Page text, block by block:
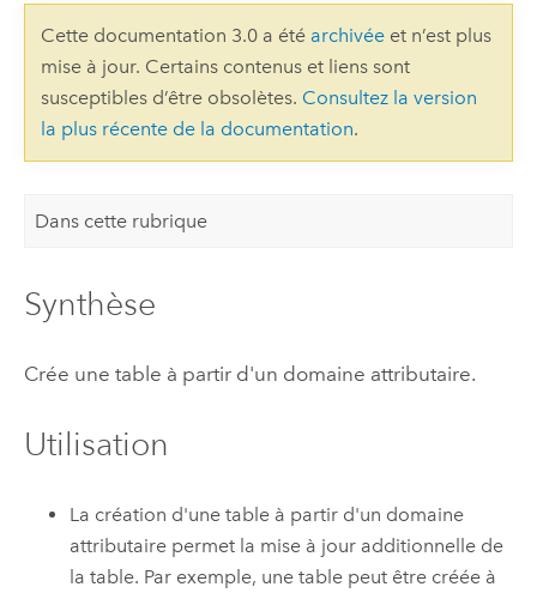
Cette documentation 3.0 a été archivéeet n’est plus
mise à jour. Certains contenus et liens sont
susceptibles d’être obsolètes. Consultez la version
la plus récente de la documentation.
Dans cette rubrique
Synthèse
Crée une table à partir d'un domaine attributaire.
Utilisation
La création d'une table à partir d'un domaine
attributaire permet la mise à jour additionnelle de
la table. Par exemple, une table peut être créée à